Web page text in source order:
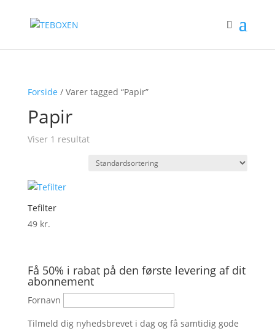
Forside / Varer tagged “Papir”
Papir
Viser 1 resultat
Tefilter
49 kr.
Få 50% i rabat på den første levering af dit
abonnement
Fornavn
Tilmeld dig nyhedsbrevet i dag og få samtidig gode